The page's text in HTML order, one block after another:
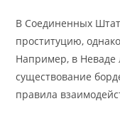
В Соединенных
проституцию,
Например, в Неваде
существование
правила